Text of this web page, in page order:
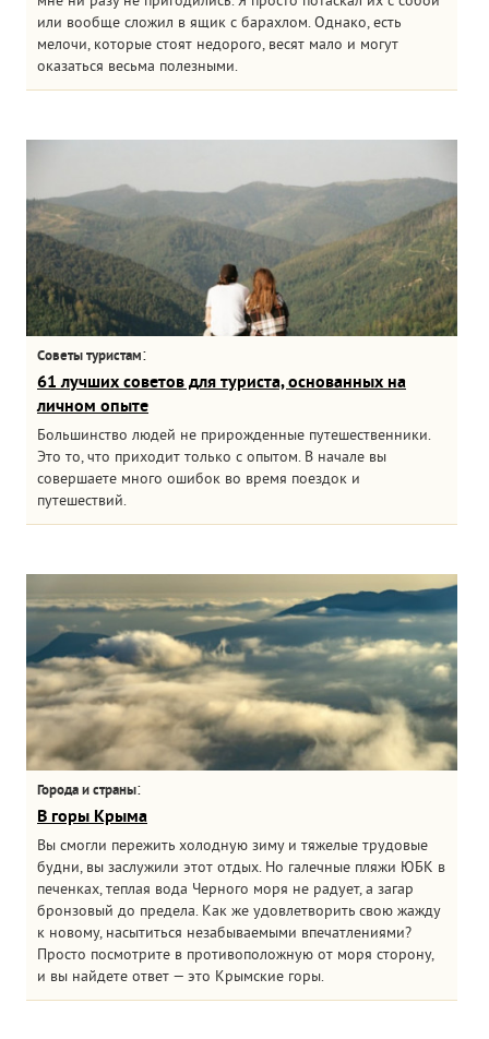
или вообще сложил в ящик с барахлом. Однако, есть
мелочи, которые стоят недорого, весят мало и могут
оказаться весьма полезными.
Советы туристам:
61 лучших советов для туриста, основанных на
личном опыте
Большинство людей не прирожденные путешественники.
Это то, что приходит только с опытом. В начале вы
совершаете много ошибок во время поездок и
путешествий.
Города и страны:
В горы Крыма
Вы смогли пережить холодную зиму и тяжелые трудовые
будни, вы заслужили этот отдых. Но галечные пляжи ЮБК в
печенках, теплая вода Черного моря не радует, а загар
бронзовый до предела. Как же удовлетворить свою жажду
к новому, насытиться незабываемыми впечатлениями?
Просто посмотрите в противоположную от моря сторону,
и вы найдете ответ — это Крымские горы.